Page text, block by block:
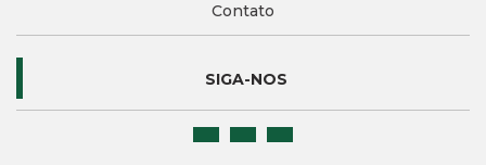
Contato
SIGA-NOS